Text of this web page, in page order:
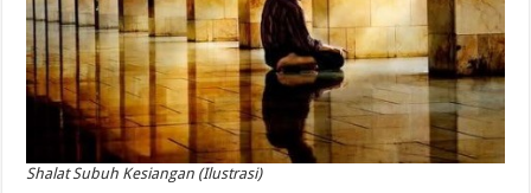
Shalat Subuh Kesiangan (Ilustrasi)